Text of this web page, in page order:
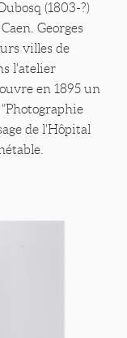
(1803-?)
Georges
villes de
l'atelier
en 1895 un
de l'Hôpital